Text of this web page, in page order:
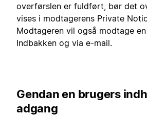
overførslen er fuldført, bør det
vises i modtagerens Private
Modtageren vil også modtage
Indbakken og via e-mail.
Gendan en brugers
adgang